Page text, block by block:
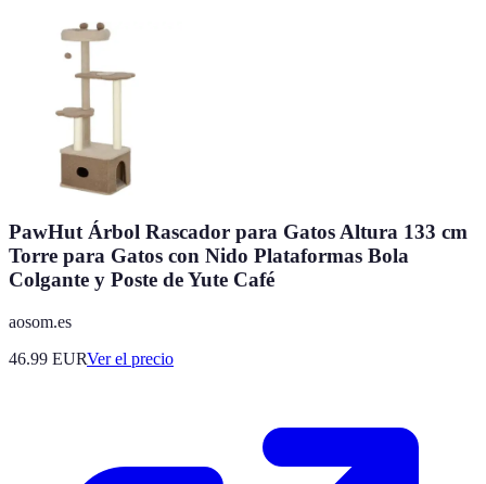
PawHut Árbol Rascador para Gatos Altura 133 cm
Torre para Gatos con Nido Plataformas Bola
Colgante y Poste de Yute Café
aosom.es
46.99 EURVer el precio